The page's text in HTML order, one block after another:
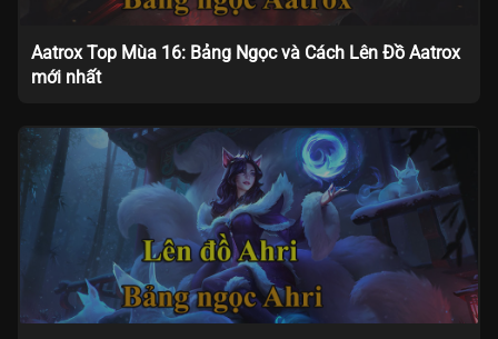
Aatrox Top Mùa 16: Bảng Ngọc và Cách Lên Đồ Aatrox
mới nhất